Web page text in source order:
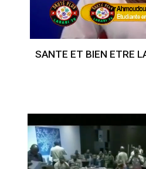
SANTE ET BIEN ETRE